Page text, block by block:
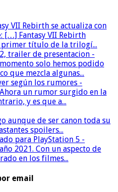
VII Rebirth se actualiza con
[…] Fantasy VII Rebirth
título de la trilogí...
trailer de presentacion -
solo hemos podido
que mezcla algunas...
según los rumores -
un rumor surgido en la
y es que a...
aunque de ser canon toda su
spoilers...
para PlayStation 5 -
2021. Con un aspecto de
en los filmes...
email